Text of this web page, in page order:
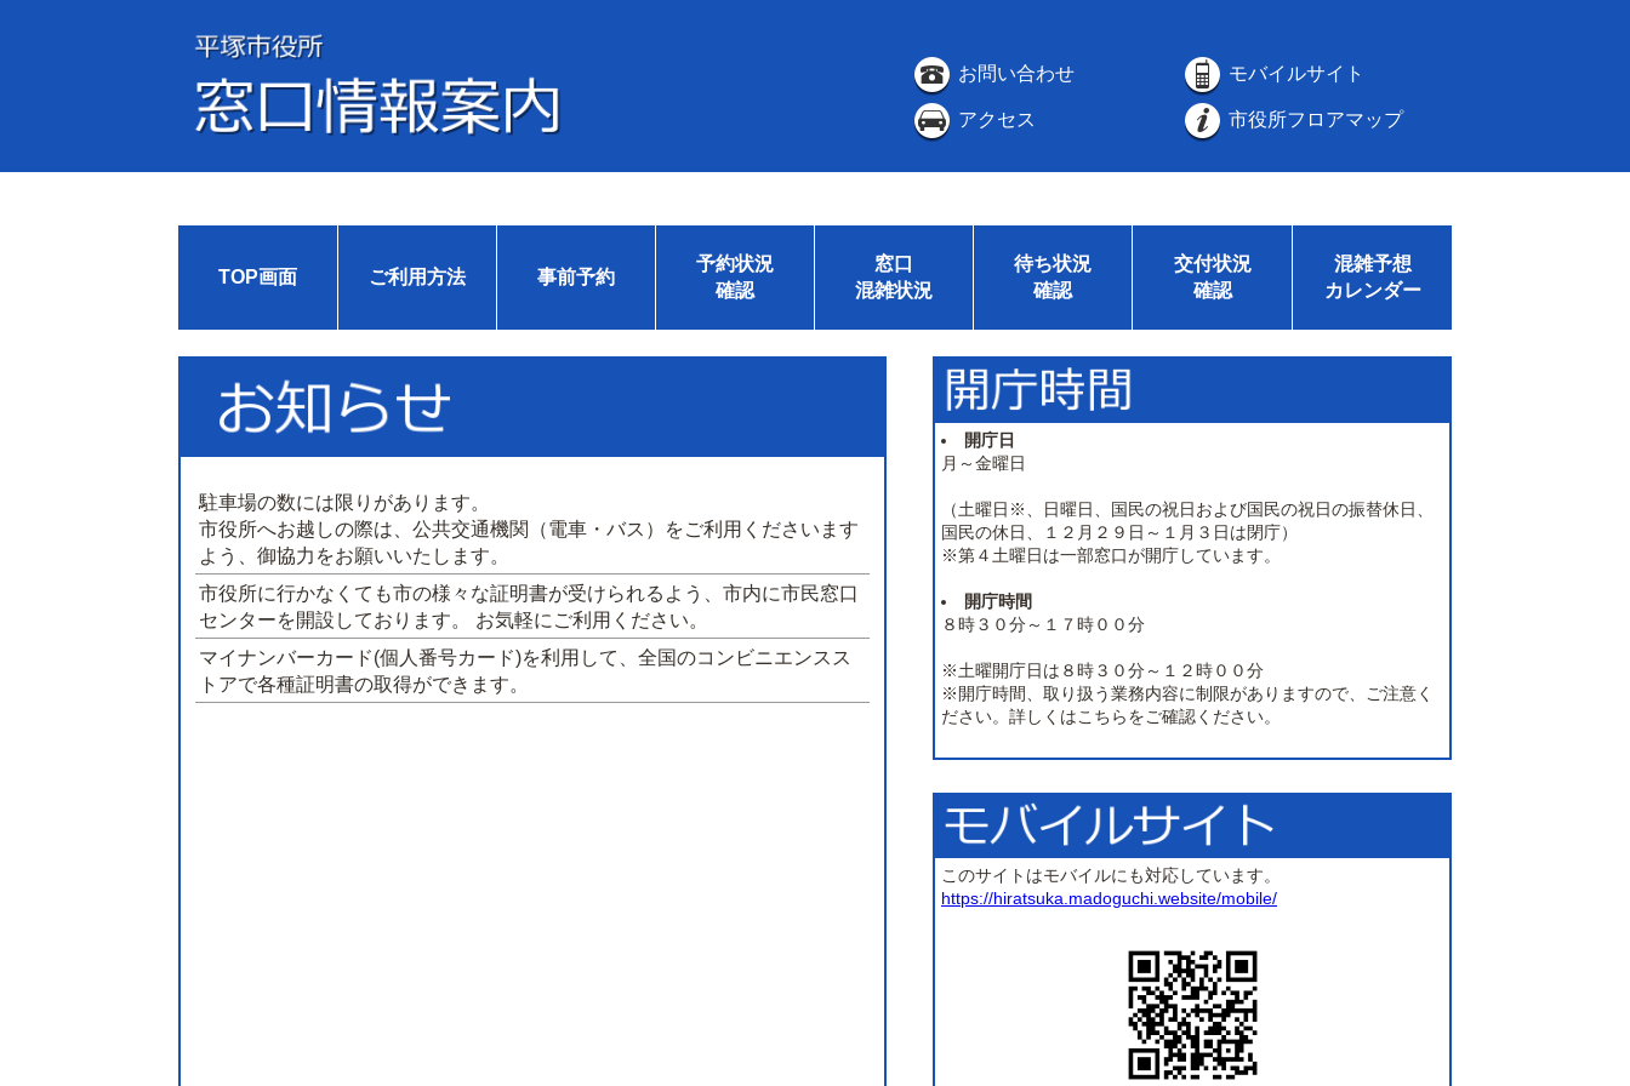
お問い合わせ モバイルサイト
アクセス 市役所フロアマップ
TOP画面 ご利用方法 事前予約
予約状況
確認
窓口
混雑状況
待ち状況
確認
交付状況
確認
混雑予想
カレンダー
駐車場の数には限りがあります。
市役所へお越しの際は、公共交通機関（電車・バス）をご利用くださいます
よう、御協力をお願いいたします。
市役所に行かなくても市の様々な証明書が受けられるよう、市内に市民窓口
センターを開設しております。 お気軽にご利用ください。
マイナンバーカード(個人番号カード)を利用して、全国のコンビニエンスス
トアで各種証明書の取得ができます。
開庁日
月～金曜日
（土曜日※、日曜日、国民の祝日および国民の祝日の振替休日、
国民の休日、１２月２９日～１月３日は閉庁）
※第４土曜日は一部窓口が開庁しています。
開庁時間
８時３０分～１７時００分
※土曜開庁日は８時３０分～１２時００分
※開庁時間、取り扱う業務内容に制限がありますので、ご注意く
ださい。詳しくはこちらをご確認ください。
このサイトはモバイルにも対応しています。
https://hiratsuka.madoguchi.website/mobile/